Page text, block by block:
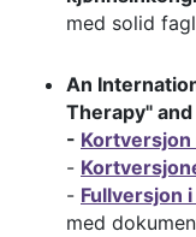
med solid
An
Therapy"
-
-
- Fullversjon
med